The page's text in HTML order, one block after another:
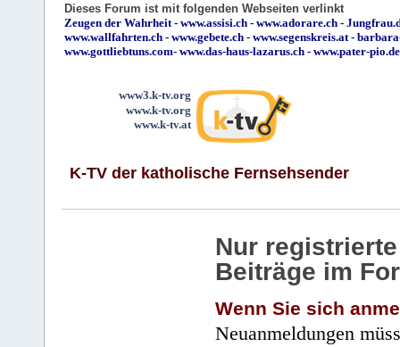
Dieses Forum ist mit folgenden Webseiten verlinkt
Zeugen der Wahrheit- www.assisi.ch - www.adorare.ch -
www.wallfahrten.ch - www.gebete.ch - www.segenskreis.at-
www.gottliebtuns.com- www.das-haus-lazarus.ch - www.pater-pio.de
www3.k-tv.org
www.k-tv.org
www.k-tv.at
K-TV der katholische Fernsehsender
Nur
Beiträge im
Wenn Sie sich
Neuanmeldungen